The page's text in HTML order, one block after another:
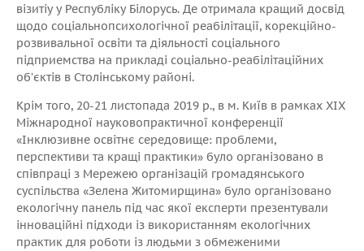
візитіу у Республіку Білорусь. Де отримала кращий досвід
щодо соціальнопсихологічної реабілітації, корекційно-
розвивальної освіти та діяльності соціального
підприемства на прикладі соціально-реабілітаційних
об’єктів в Столінському районі.
Крім того, 20-21 листопада 2019 р., в м. Київ в рамках ХІХ
Міжнародної науковопрактичної конференції
«Інклюзивне освітнє середовище: проблеми,
перспективи та кращі практики» було організовано в
співпраці з Мережею організацій громадянського
суспільства «Зелена Житомирщина» було організовано
екологічну панель під час якої експерти презентували
інноваційні підходи із використанням екологічних
практик для роботи із людьми з обмеженими